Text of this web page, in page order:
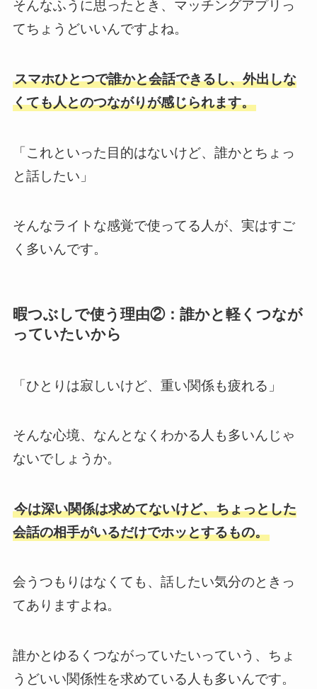
そんなふうに思ったとき、マッチングアプリっ
てちょうどいいんですよね。
スマホひとつで誰かと会話できるし、外出しな
くても人とのつながりが感じられます。
「これといった目的はないけど、誰かとちょっ
と話したい」
そんなライトな感覚で使ってる人が、実はすご
く多いんです。
暇つぶしで使う理由②：誰かと軽くつなが
っていたいから
「ひとりは寂しいけど、重い関係も疲れる」
そんな心境、なんとなくわかる人も多いんじゃ
ないでしょうか。
今は深い関係は求めてないけど、ちょっとした
会話の相手がいるだけでホッとするもの。
会うつもりはなくても、話したい気分のときっ
てありますよね。
誰かとゆるくつながっていたいっていう、ちょ
うどいい関係性を求めている人も多いんです。